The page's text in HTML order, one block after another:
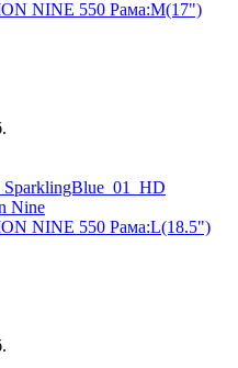
NINE 550 Рама:M(17")
NINE 550 Рама:L(18.5")